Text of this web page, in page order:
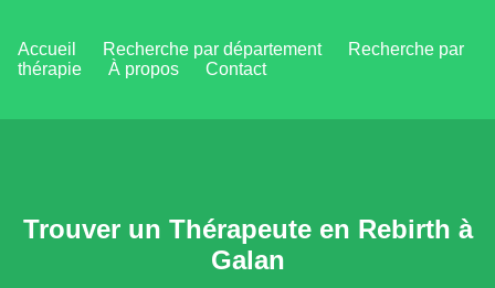
Accueil Recherche par département
Recherche par
thérapie
À propos Contact
Trouver un Thérapeute en Rebirth à
Galan